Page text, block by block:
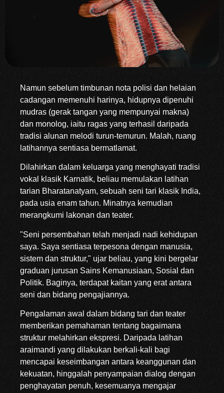
Namun sebelum timbunan nota polisi dan helaian
cadangan memenuhi harinya, hidupnya dipenuhi
mudras (gerak tangan yang mempunyai makna)
dan monolog, iaitu ragas yang terhasil daripada
tradisi alunan melodi turun-temurun. Malah, ruang
latihannya sentiasa bermatlamat.
Dilahirkan dalam keluarga yang menghayati tradisi
vokal klasik Karnatik, beliau memulakan latihan
tarian Bharatanatyam, sebuah seni tari klasik India,
pada usia enam tahun. Minatnya kemudian
merangkumi lakonan dan teater.
"Seni persembahan telah menjadi nadi kehidupan
saya. Saya sentiasa terpesona dengan manusia,
sistem dan struktur," ujar beliau, yang kini bergelar
graduan jurusan Sains Kemanusiaan, Sosial dan
Politik. Baginya, terdapat kaitan yang erat antara
seni dan bidang pengajiannya.
Pengalaman awal dalam bidang tari dan teater
memberikan pemahaman tentang bagaimana
struktur melahirkan ekspresi. Daripada latihan
araimandi yang dilakukan berkali-kali bagi
mencapai keseimbangan antara keanggunan dan
kekuatan, hinggalah penyampaian dialog dengan
penghayatan penuh, kesemuanya mengajar